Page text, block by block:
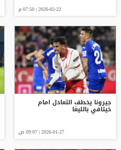
2026-02-22 | 07:50 م
جيرونا يخطف التعادل امام
خيتافي بالليغا
2026-01-27 | 09:07 ص